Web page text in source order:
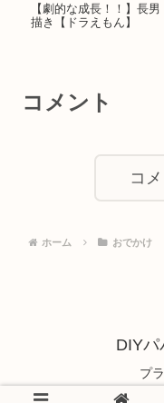
【劇的な成長！！】長
描き【ドラえもん】
コメント
コ
ホーム おでかけ
DIYパ
プ